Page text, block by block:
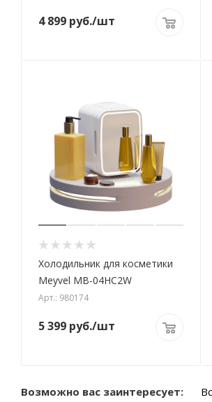
4 899 руб./шт
Холодильник для косметики
Meyvel MB-04HC2W
Арт.: 980174
5 399 руб./шт
Возможно вас заинтересует: